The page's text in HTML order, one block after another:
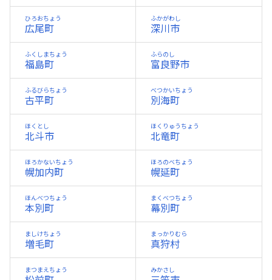
広尾町
ひろおちょう
深川市
ふかがわし
福島町
ふくしまちょう
富良野市
ふらのし
古平町
ふるびらちょう
別海町
べつかいちょう
北斗市
ほくとし
北竜町
ほくりゅうちょう
幌加内町
ほろかないちょう
幌延町
ほろのべちょう
本別町
ほんべつちょう
幕別町
まくべつちょう
増毛町
ましけちょう
真狩村
まっかりむら
まつまえちょう みかさし